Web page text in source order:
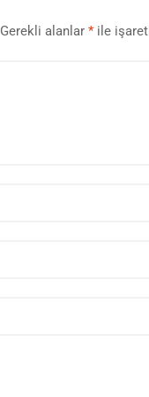
Gerekli alanlar *ile